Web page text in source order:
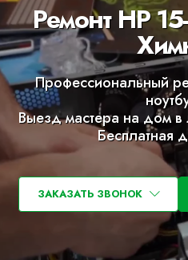
Ремонт HP
Профессиональный
Выезд мастера на дом
Бесплатная
ЗАКАЗАТЬ ЗВОНОК